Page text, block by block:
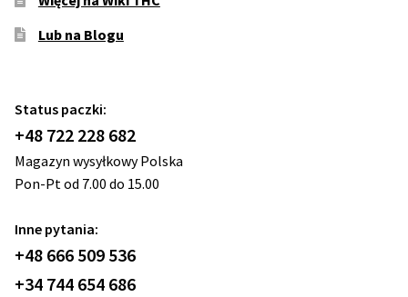
Lub na Blogu
Status paczki:
+48 722 228 682
Magazyn wysyłkowy Polska
Pon-Pt od 7.00 do 15.00
Inne pytania:
+48 666 509 536
+34 744 654 686